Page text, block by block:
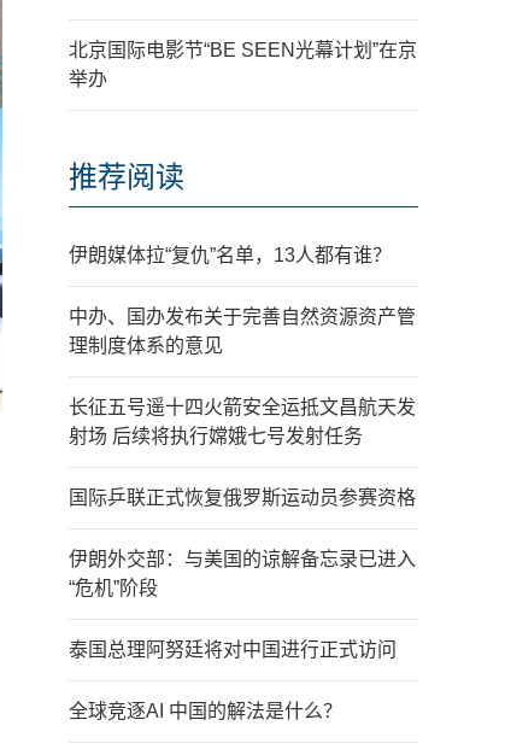
北京国际电影节“BE SEEN光幕计划”在京
举办
推荐阅读
伊朗媒体拉“复仇”名单，13人都有谁？
中办、国办发布关于完善自然资源资产管
理制度体系的意见
长征五号遥十四火箭安全运抵文昌航天发
射场 后续将执行嫦娥七号发射任务
国际乒联正式恢复俄罗斯运动员参赛资格
伊朗外交部：与美国的谅解备忘录已进入
“危机”阶段
泰国总理阿努廷将对中国进行正式访问
全球竞逐AI 中国的解法是什么？